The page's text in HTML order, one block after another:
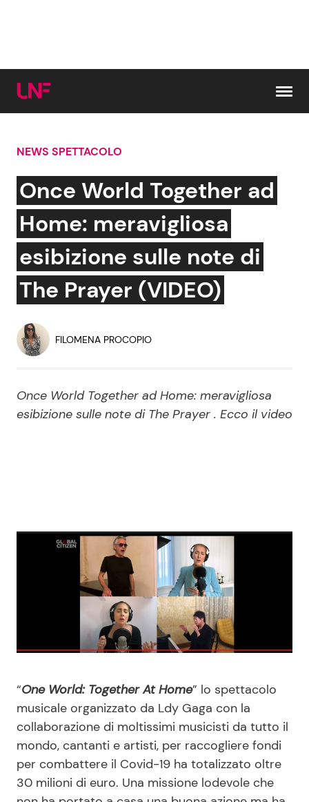
Cerca:
News e Cronaca
Attualità Italiana
Dal Mondo
Economia
Persone Scomparse
Politica
Gossip e TV
Bellezze VIP
Coppie VIP
Reality e Talent
News Musica
News Spettacolo
Benessere
Moda e Style
Mondo Mamma
News benessere
Cucina e Ricette
Dolci
Le Ricette in TV
Primi Piatti
NEWS SPETTACOLO
Once World Together ad
Home: meravigliosa
esibizione sulle note di
The Prayer (VIDEO)
FILOMENA PROCOPIO
Once World Together ad Home: meravigliosa
esibizione sulle note di The Prayer . Ecco il video
“One World: Together At Home” lo spettacolo
musicale organizzato da Ldy Gaga con la
collaborazione di moltissimi musicisti da tutto il
mondo, cantanti e artisti, per raccogliere fondi
per combattere il Covid-19 ha totalizzato oltre
30 milioni di euro. Una missione lodevole che